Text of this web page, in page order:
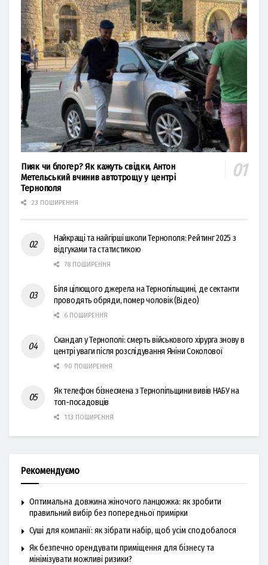
Пияк чи блогер? Як кажуть свідки, Антон
Метельський вчинив автотрощу у центрі
Тернополя
23 ПОШИРЕННЯ
Найкращі та найгірші школи Тернополя: Рейтинг 2025 з
відгуками та статистикою
78 ПОШИРЕННЯ
Біля цілющого джерела на Тернопільщині, де сектанти
проводять обряди, помер чоловік (Відео)
6 ПОШИРЕННЯ
Скандал у Тернополі: смерть військового хірурга знову в
центрі уваги після розслідування Яніни Соколової
90 ПОШИРЕННЯ
Як телефон бізнесмена з Тернопільщини вивів НАБУ на
топ-посадовців
113 ПОШИРЕННЯ
Рекомендуємо
Оптимальна довжина жіночого ланцюжка: як зробити
правильний вибір без попередньої примірки
Суші для компанії: як зібрати набір, щоб усім сподобалося
Як безпечно орендувати приміщення для бізнесу та
мінімізувати можливі ризики?